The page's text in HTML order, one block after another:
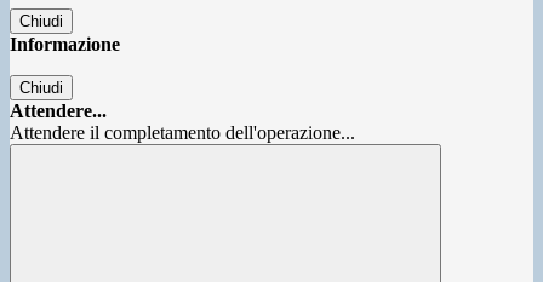
Chiudi
Informazione
Chiudi
Attendere...
Attendere il completamento dell'operazione...